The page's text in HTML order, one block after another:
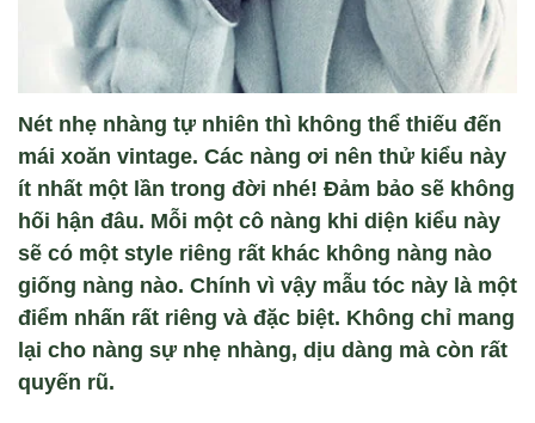
Nét nhẹ nhàng tự nhiên thì không thể thiếu đến
mái xoăn vintage. Các nàng ơi nên thử kiểu này
ít nhất một lần trong đời nhé! Đảm bảo sẽ không
hối hận đâu. Mỗi một cô nàng khi diện kiểu này
sẽ có một style riêng rất khác không nàng nào
giống nàng nào. Chính vì vậy mẫu tóc này là một
điểm nhấn rất riêng và đặc biệt. Không chỉ mang
lại cho nàng sự nhẹ nhàng, dịu dàng mà còn rất
quyến rũ.